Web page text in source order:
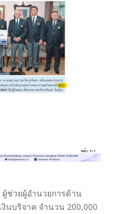
ช่วยผู้อำนวยการด้าน
นบริจาค จำนวน 200,000